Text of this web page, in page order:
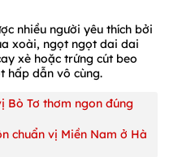
nhiều người yêu thích bởi
xoài, ngọt ngọt dai dai
xè hoặc trứng cút beo
hấp dẫn vô cùng.
Bò Tơ thơm ngon đúng
chuẩn vị Miền Nam ở Hà